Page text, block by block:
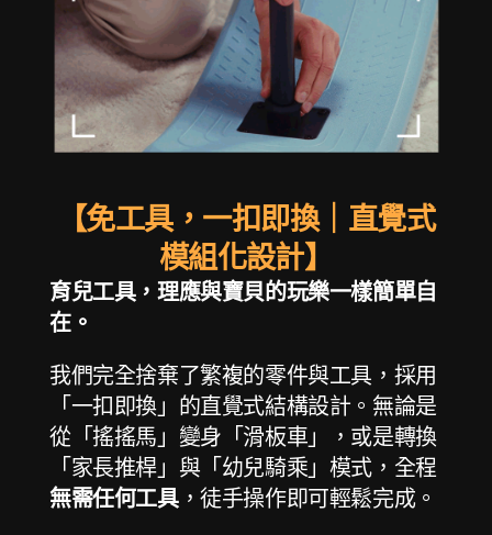
【免工具，一扣即換｜直覺式
模組化設計】
育兒工具，理應與寶貝的玩樂一樣簡單自
在。
我們完全捨棄了繁複的零件與工具，採用
「一扣即換」的直覺式結構設計。無論是
從「搖搖馬」變身「滑板車」，或是轉換
「家長推桿」與「幼兒騎乘」模式，全程
無需任何工具，徒手操作即可輕鬆完成。